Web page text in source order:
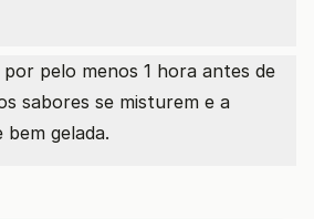
por pelo menos 1 hora antes de
sabores se misturem e a
gelada.